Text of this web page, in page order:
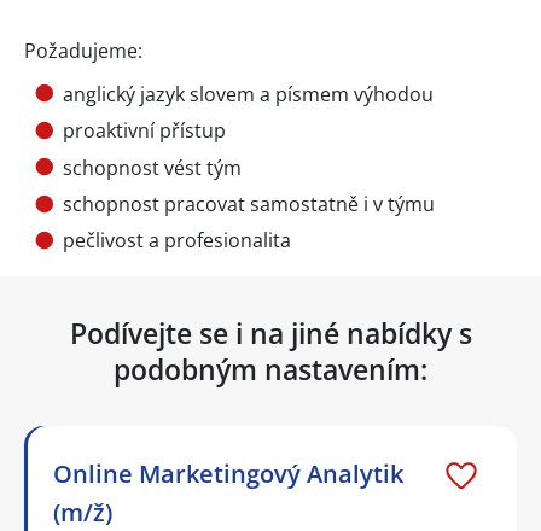
Požadujeme:
anglický jazyk slovem a písmem výhodou
proaktivní přístup
schopnost vést tým
schopnost pracovat samostatně i v týmu
pečlivost a profesionalita
Podívejte se i na jiné nabídky s
podobným nastavením:
Online Marketingový Analytik
(m/ž)